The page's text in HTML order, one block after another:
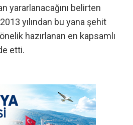
yararlanacağını belirten
yılından bu yana şehit
hazırlanan en kapsamlı
etti.